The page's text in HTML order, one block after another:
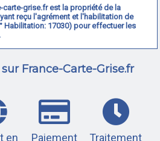
carte-grise.fr est la propriété de la
reçu l'agrément et l'habilitation de
Habilitation: 17030) pour effectuer les
France-Carte-Grise.fr
en
Paiement
Traitement